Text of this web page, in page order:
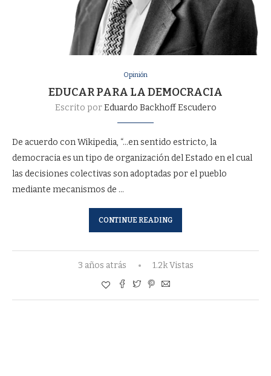
Opinión
EDUCAR PARA LA DEMOCRACIA
Escrito porEduardo Backhoff Escudero
De acuerdo con Wikipedia, “…en sentido estricto, la
democracia es un tipo de organización del Estado en el cual
las decisiones colectivas son adoptadas por el pueblo
mediante mecanismos de …
CONTINUE READING
3 años atrás 1.2k Vistas